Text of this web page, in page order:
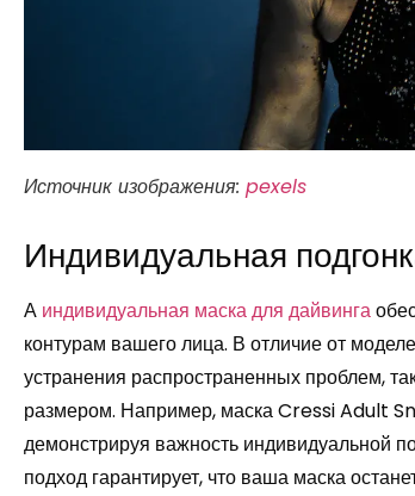
Источник изображения:pexels
Индивидуальная
А индивидуальная маска для дайвинга
контурам вашего лица. В отличие от
устранения распространенных проблем,
размером. Например, маска Cressi Adult
демонстрируя важность индивидуальной
подход гарантирует, что ваша маска